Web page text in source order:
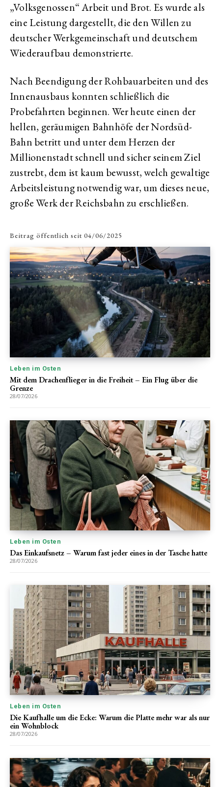
„Volksgenossen“ Arbeit und Brot. Es wurde als
eine Leistung dargestellt, die den Willen zu
deutscher Werkgemeinschaft und deutschem
Wiederaufbau demonstrierte.
Nach Beendigung der Rohbauarbeiten und des
Innenausbaus konnten schließlich die
Probefahrten beginnen. Wer heute einen der
hellen, geräumigen Bahnhöfe der Nordsüd-
Bahn betritt und unter dem Herzen der
Millionenstadt schnell und sicher seinem Ziel
zustrebt, dem ist kaum bewusst, welch gewaltige
Arbeitsleistung notwendig war, um dieses neue,
große Werk der Reichsbahn zu erschließen.
Beitrag öffentlich seit 04/06/2025
Leben im Osten
Mit dem Drachenflieger in die Freiheit – Ein Flug über die
Grenze
28/07/2026
Leben im Osten
Das Einkaufsnetz – Warum fast jeder eines in der Tasche hatte
28/07/2026
Leben im Osten
Die Kaufhalle um die Ecke: Warum die Platte mehr war als nur
ein Wohnblock
28/07/2026